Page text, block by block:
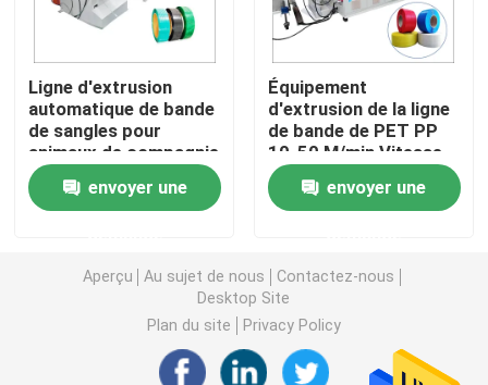
Chaîne de production de tuyau de PPR
Machine d'extrudeuse de tuyau de PE
Machine ondulée d'extrudeuse de tuyau
Pp attachent la chaîne de production
Machine en plastique d'extrudeuse de feuille
Ligne d'extrusion
automatique de bande
de sangles pour
animaux de compagnie
envoyer une
Équipement
d'extrusion de la ligne
de bande de PET PP
10-50 M/min Vitesse
de remontage
envoyer une
Aperçu Au sujet de nous
Contactez-nous
Desktop Site
Plan du site
Privacy Policy